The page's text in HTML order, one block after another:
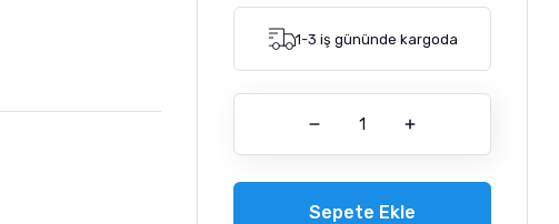
1-3 iş gününde kargoda
Sepete Ekle